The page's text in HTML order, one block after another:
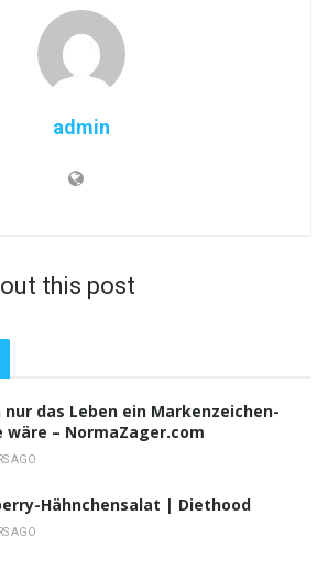
admin
this post
nur das Leben ein Markenzeichen-
wäre – NormaZager.com
AGO
Hähnchensalat | Diethood
AGO